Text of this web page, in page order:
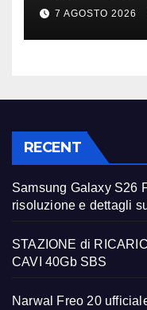
Podcast in
7 AGOSTO 2026
RECENT
Samsung Galaxy S26
risoluzione e dettagli
STAZIONE di
CAVI 40Gb SBS
Narwal Freo 20